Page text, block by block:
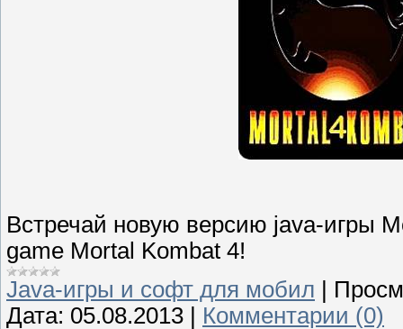
Встречай новую версию java-игры
game Mortal Kombat 4!
Java-игры и софт для мобил
Дата: 05.08.2013
Комментарии (0)